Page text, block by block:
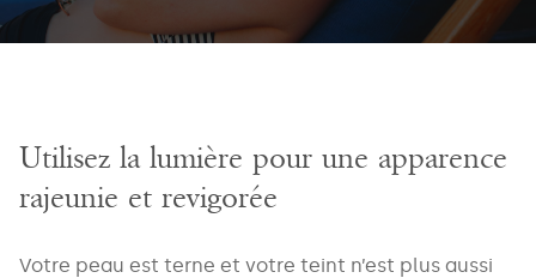
Utilisez la lumière pour une apparence
rajeunie et revigorée
Votre peau est terne et votre teint n’est plus aussi